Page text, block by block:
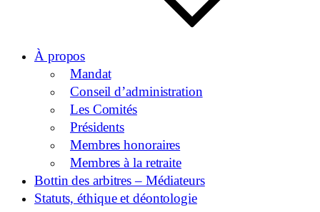
À propos
Mandat
Conseil d’administration
Les Comités
Présidents
Membres honoraires
Membres à la retraite
Bottin des arbitres – Médiateurs
Statuts, éthique et déontologie